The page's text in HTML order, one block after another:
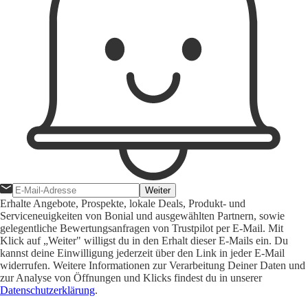
Weiter
Erhalte Angebote, Prospekte, lokale Deals, Produkt- und
Serviceneuigkeiten von Bonial und ausgewählten Partnern, sowie
gelegentliche Bewertungsanfragen von Trustpilot per E-Mail. Mit
Klick auf „Weiter" willigst du in den Erhalt dieser E-Mails ein. Du
kannst deine Einwilligung jederzeit über den Link in jeder E-Mail
widerrufen. Weitere Informationen zur Verarbeitung Deiner Daten und
zur Analyse von Öffnungen und Klicks findest du in unserer
Datenschutzerklärung.